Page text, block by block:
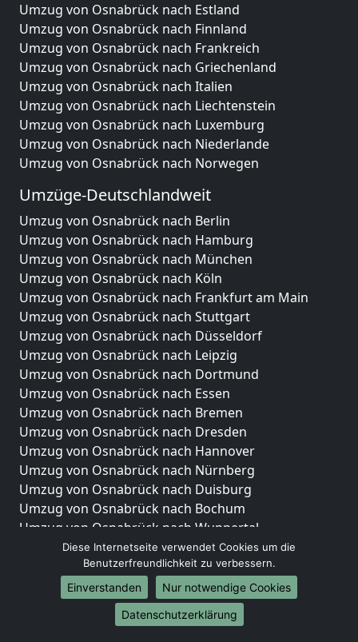
Umzug von Osnabrück nach Estland
Umzug von Osnabrück nach Finnland
Umzug von Osnabrück nach Frankreich
Umzug von Osnabrück nach Griechenland
Umzug von Osnabrück nach Italien
Umzug von Osnabrück nach Liechtenstein
Umzug von Osnabrück nach Luxemburg
Umzug von Osnabrück nach Niederlande
Umzug von Osnabrück nach Norwegen
Umzüge-Deutschlandweit
Umzug von Osnabrück nach Berlin
Umzug von Osnabrück nach Hamburg
Umzug von Osnabrück nach München
Umzug von Osnabrück nach Köln
Umzug von Osnabrück nach Frankfurt am Main
Umzug von Osnabrück nach Stuttgart
Umzug von Osnabrück nach Düsseldorf
Umzug von Osnabrück nach Leipzig
Umzug von Osnabrück nach Dortmund
Umzug von Osnabrück nach Essen
Umzug von Osnabrück nach Bremen
Umzug von Osnabrück nach Dresden
Umzug von Osnabrück nach Hannover
Umzug von Osnabrück nach Nürnberg
Umzug von Osnabrück nach Duisburg
Umzug von Osnabrück nach Bochum
Umzug von Osnabrück nach Wuppertal
Umzug von Osnabrück nach Bielefeld
Umzug von Osnabrück nach Bonn
Umzug von Osnabrück nach Münster
Internationale-Umzüge
Diese Internetseite verwendet Cookies um die
Benutzerfreundlichkeit zu verbessern.
Einverstanden
Nur notwendige Cookies
Datenschutzerklärung